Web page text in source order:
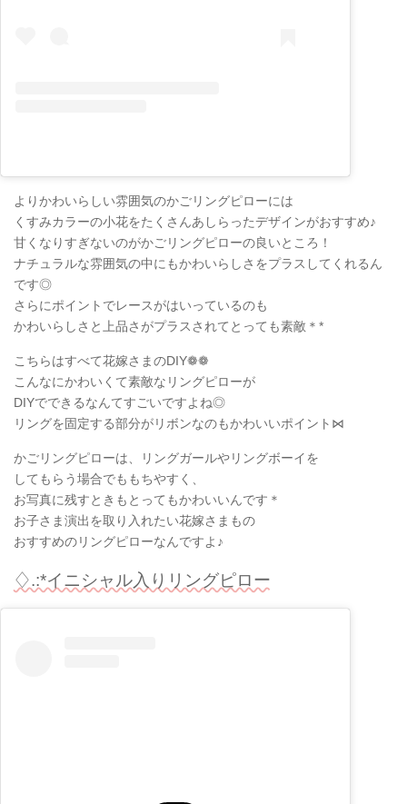
よりかわいらしい雰囲気のかごリングピローには
くすみカラーの小花をたくさんあしらったデザインがおすすめ♪
甘くなりすぎないのがかごリングピローの良いところ！
ナチュラルな雰囲気の中にもかわいらしさをプラスしてくれるん
です◎
さらにポイントでレースがはいっているのも
かわいらしさと上品さがプラスされてとっても素敵＊*
こちらはすべて花嫁さまのDIY❁❁
こんなにかわいくて素敵なリングピローが
DIYでできるなんてすごいですよね◎
リングを固定する部分がリボンなのもかわいいポイント⋈
かごリングピローは、リングガールやリングボーイを
してもらう場合でももちやすく、
お写真に残すときもとってもかわいいんです＊
お子さま演出を取り入れたい花嫁さまもの
おすすめのリングピローなんですよ♪
♢.:*イニシャル入りリングピロー